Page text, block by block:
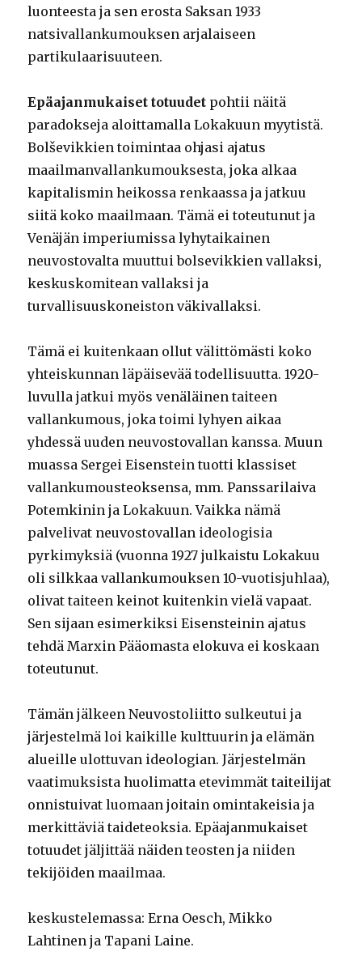
luonteesta ja sen erosta Saksan 1933
natsivallankumouksen arjalaiseen
partikulaarisuuteen.
Epäajanmukaiset totuudet pohtii näitä
paradokseja aloittamalla Lokakuun myytistä.
Bolševikkien toimintaa ohjasi ajatus
maailmanvallankumouksesta, joka alkaa
kapitalismin heikossa renkaassa ja jatkuu
siitä koko maailmaan. Tämä ei toteutunut ja
Venäjän imperiumissa lyhytaikainen
neuvostovalta muuttui bolsevikkien vallaksi,
keskuskomitean vallaksi ja
turvallisuuskoneiston väkivallaksi.
Tämä ei kuitenkaan ollut välittömästi koko
yhteiskunnan läpäisevää todellisuutta. 1920-
luvulla jatkui myös venäläinen taiteen
vallankumous, joka toimi lyhyen aikaa
yhdessä uuden neuvostovallan kanssa. Muun
muassa Sergei Eisenstein tuotti klassiset
vallankumousteoksensa, mm. Panssarilaiva
Potemkinin ja Lokakuun. Vaikka nämä
palvelivat neuvostovallan ideologisia
pyrkimyksiä (vuonna 1927 julkaistu Lokakuu
oli silkkaa vallankumouksen 10-vuotisjuhlaa),
olivat taiteen keinot kuitenkin vielä vapaat.
Sen sijaan esimerkiksi Eisensteinin ajatus
tehdä Marxin Pääomasta elokuva ei koskaan
toteutunut.
Tämän jälkeen Neuvostoliitto sulkeutui ja
järjestelmä loi kaikille kulttuurin ja elämän
alueille ulottuvan ideologian. Järjestelmän
vaatimuksista huolimatta etevimmät taiteilijat
onnistuivat luomaan joitain omintakeisia ja
merkittäviä taideteoksia. Epäajanmukaiset
totuudet jäljittää näiden teosten ja niiden
tekijöiden maailmaa.
keskustelemassa: Erna Oesch, Mikko
Lahtinen ja Tapani Laine.